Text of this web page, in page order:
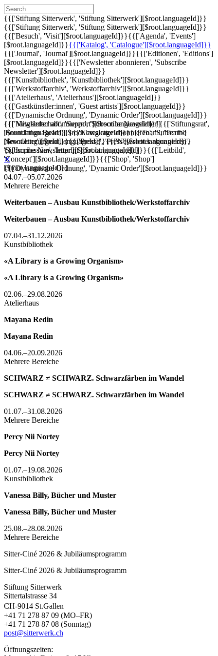
{{['Stiftung Sitterwerk', 'Stiftung Sitterwerk'][$root.languageId]}}
{{['Stiftung Sitterwerk', 'Stiftung Sitterwerk'][$root.languageId]}}
{{['Besuch', 'Visit'][$root.languageId]}}{{['Agenda', 'Events']
[$root.languageId]}}{{['Katalog', 'Catalogue'][$root.languageId]}}
{{['Journal', 'Journal'][$root.languageId]}}{{['Editionen', 'Editions']
[$root.languageId]}}{{['Newsletter abonnieren', 'Subscribe
Newsletter'][$root.languageId]}}
{{['Kunstbibliothek', 'Kunstbibliothek'][$root.languageId]}}
{{['Werkstoffarchiv', 'Werkstoffarchiv'][$root.languageId]}}
{{['Atelierhaus', 'Atelierhaus'][$root.languageId]}}
{{['Gastkünstler:innen', 'Guest artists'][$root.languageId]}}
{{['Dynamische Ordnung', 'Dynamic Order'][$root.languageId]}}
{{['Mitgliedschaft', 'Support'][$root.languageId]}}{{['Stiftungsrat',
'Foundation Board'][$root.languageId]}}{{['Team', 'Team']
[$root.languageId]}}{{['Presse', 'Press'][$root.languageId]}}
{{['Impressum', 'Imprint'][$root.languageId]}}{{['Leitbild',
'Concept'][$root.languageId]}}{{['Shop', 'Shop']
[$root.languageId]}}
{{['Newsletter abonnieren', 'Subscribe Newsletter']
[$root.languageId]}}{{['Newsletter abonnieren', 'Subscribe
Newsletter'][$root.languageId]}}{{['Newsletter abonnieren',
'Subscribe Newsletter'][$root.languageId]}}
✕
{{['Dynamische Ordnung', 'Dynamic Order'][$root.languageId]}}
04.07.–05.07.2026
Mehrere Bereiche
Weiterbauen – Ausbau Kunstbibliothek/Werkstoffarchiv
Weiterbauen – Ausbau Kunstbibliothek/Werkstoffarchiv
07.04.–31.12.2026
Kunstbibliothek
«A Library is a Growing Organism»
«A Library is a Growing Organism»
02.06.–29.08.2026
Atelierhaus
Mayana Redin
Mayana Redin
04.06.–20.09.2026
Mehrere Bereiche
SCHWARZ ≠ SCHWARZ. Schwarzfärben im Wandel
SCHWARZ ≠ SCHWARZ. Schwarzfärben im Wandel
01.07.–31.08.2026
Mehrere Bereiche
Percy Nii Nortey
Percy Nii Nortey
01.07.–19.08.2026
Kunstbibliothek
Vanessa Billy, Bücher und Muster
Vanessa Billy, Bücher und Muster
25.08.–28.08.2026
Mehrere Bereiche
Sitter-Ciné 2026 & Jubiläumsprogramm
Sitter-Ciné 2026 & Jubiläumsprogramm
Stiftung Sitterwerk
Sittertalstrasse 34
CH-9014 St.Gallen
+41 71 278 87 09 (MO–FR)
+41 71 278 87 08 (Sonntag)
post@sitterwerk.ch
Öffnungszeiten: